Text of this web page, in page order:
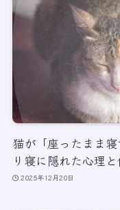
猫が「座ったまま
り寝に隠れた心理
2025年12月20日